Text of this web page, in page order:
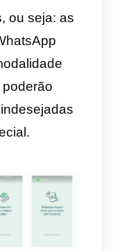
para dar a
cidadãos e às
públicas de
quais podem
novas regras
natureza
o grupo